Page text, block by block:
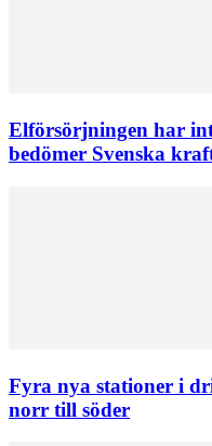
Elförsörjningen har
bedömer Svenska
Fyra nya stationer i
norr till söder